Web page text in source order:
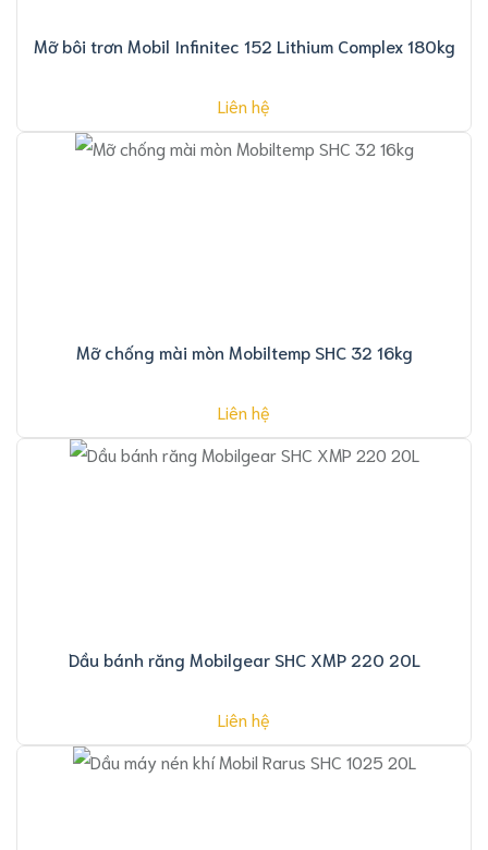
Mỡ bôi trơn Mobil Infinitec 152 Lithium Complex 180kg
Liên hệ
Mỡ chống mài mòn Mobiltemp SHC 32 16kg
Liên hệ
Dầu bánh răng Mobilgear SHC XMP 220 20L
Liên hệ